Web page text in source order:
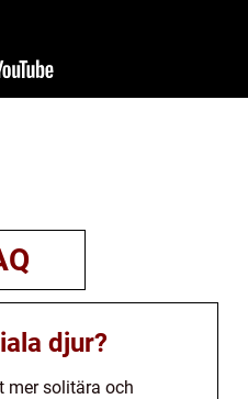
djur?
mer solitära och